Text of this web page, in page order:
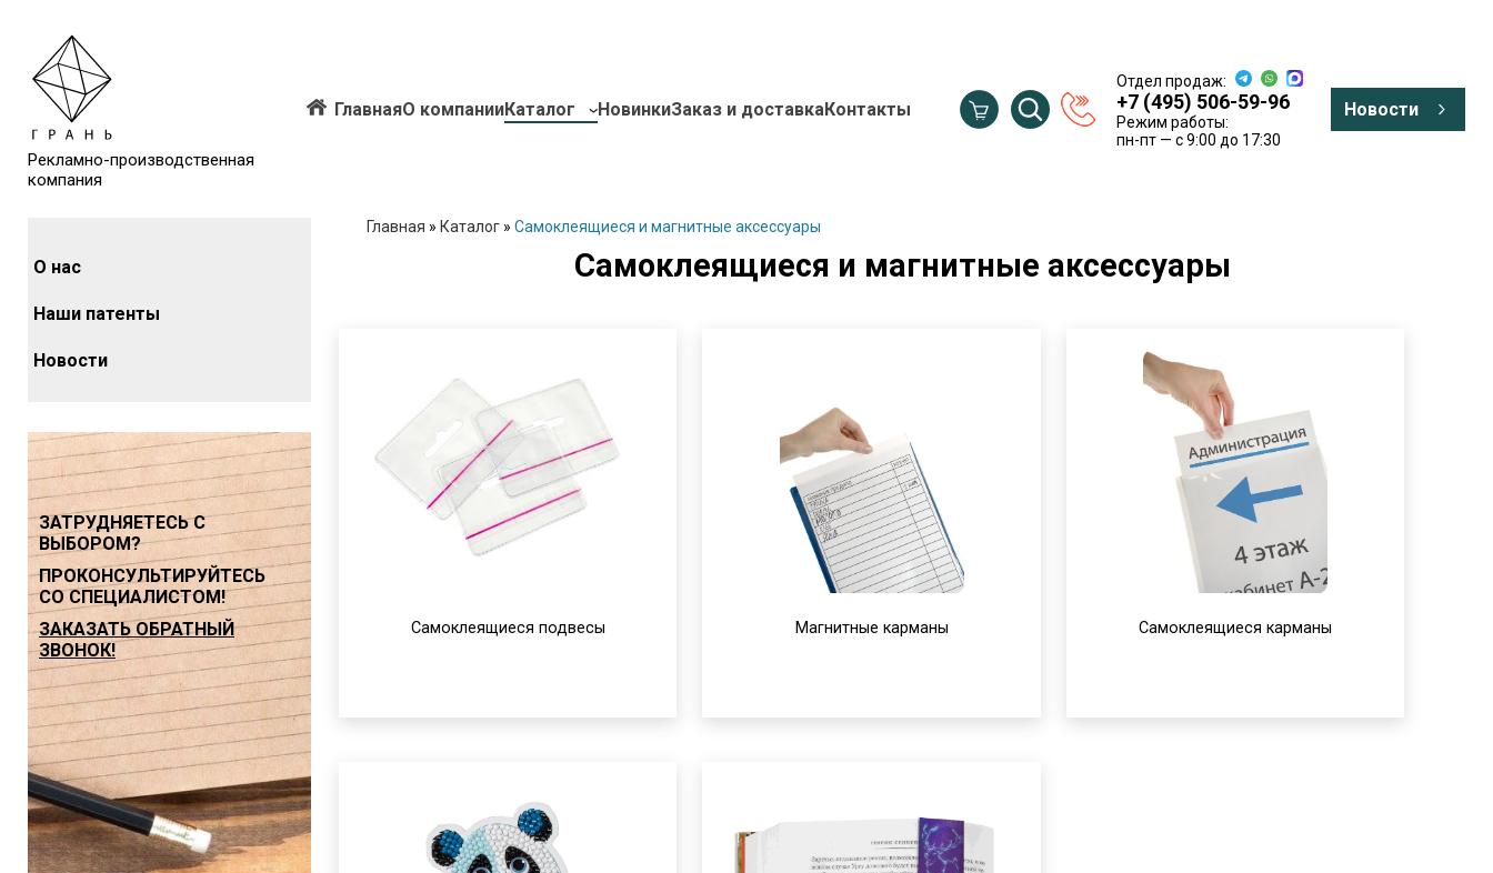
Рекламно-производственная
компания
ГлавнаяО компанииКаталог НовинкиЗаказ и доставкаКонтакты
Отдел продаж:
+7 (495) 506-59-96
Режим работы:
пн-пт — c 9:00 до 17:30
Новости
О нас
Наши патенты
Новости
ЗАТРУДНЯЕТЕСЬ С
ВЫБОРОМ?
ПРОКОНСУЛЬТИРУЙТЕСЬ
СО СПЕЦИАЛИСТОМ!
ЗАКАЗАТЬ ОБРАТНЫЙ
ЗВОНОК!
Главная » Каталог » Самоклеящиеся и магнитные аксессуары
Самоклеящиеся и магнитные аксессуары
Самоклеящиеся подвесы Магнитные карманы Самоклеящиеся карманы